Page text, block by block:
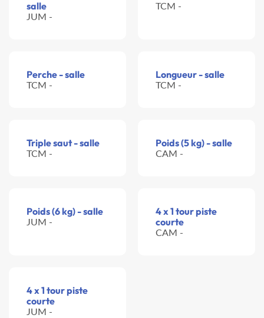
salle
JUM -
TCM -
Perche - salle
TCM -
Longueur - salle
TCM -
Triple saut - salle
TCM -
Poids (5 kg) - salle
CAM -
Poids (6 kg) - salle
JUM -
4 x 1 tour piste
courte
CAM -
4 x 1 tour piste
courte
JUM -